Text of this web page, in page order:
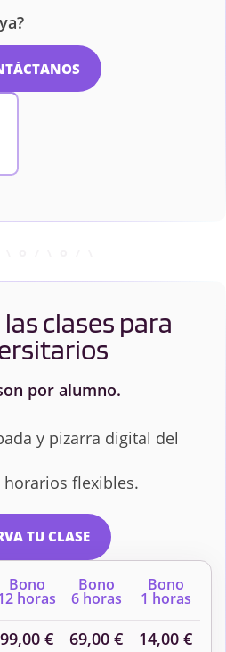
clases para
por alumno.
y pizarra digital del
horarios flexibles.
TU CLASE
Bono
horas
Bono
6 horas
Bono
1 horas
99,00 € 69,00 € 14,00 €